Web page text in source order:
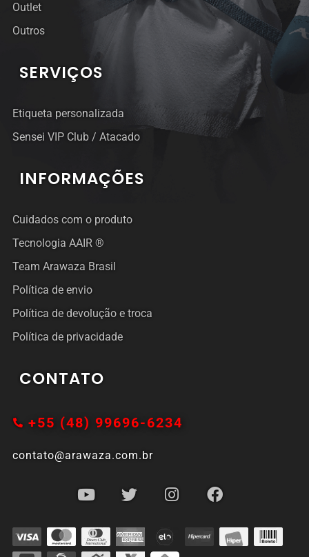
Outlet
Outros
SERVIÇOS
Etiqueta personalizada
Sensei VIP Club / Atacado
INFORMAÇÕES
Cuidados com o produto
Tecnologia AAIR ®
Team Arawaza Brasil
Política de envio
Política de devolução e troca
Política de privacidade
CONTATO
+55 (48) 99696-6234
contato@arawaza.com.br